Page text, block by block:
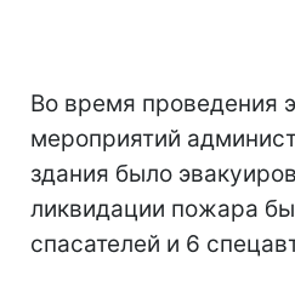
Во время проведения
мероприятий
здания было
ликвидации пожара
спасателей и 6